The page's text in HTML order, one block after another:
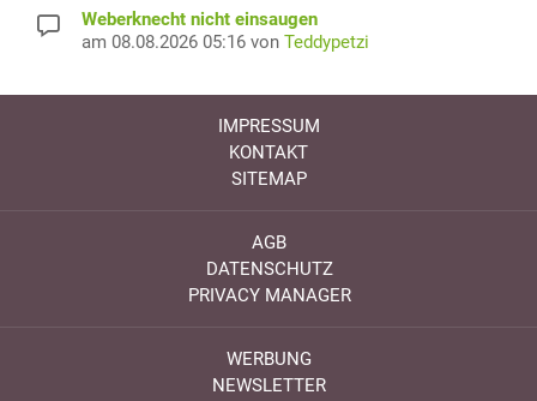
Weberknecht nicht einsaugen
am 08.08.2026 05:16 von Teddypetzi
IMPRESSUM
KONTAKT
SITEMAP
AGB
DATENSCHUTZ
PRIVACY MANAGER
WERBUNG
NEWSLETTER